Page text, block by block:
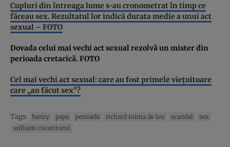
Cupluri din întreaga lume s-au cronometrat în timp ce
făceau sex. Rezultatul lor indică durata medie a unui act
sexual – FOTO
Dovada celui mai vechi act sexual rezolvă un mister din
perioada cretacică. FOTO
Cel mai vechi act sexual: care au fost primele vieţuitoare
care „au făcut sex”?
Tags: henry papa perioada richard inima de leu scandal
sex
william cuceritorul